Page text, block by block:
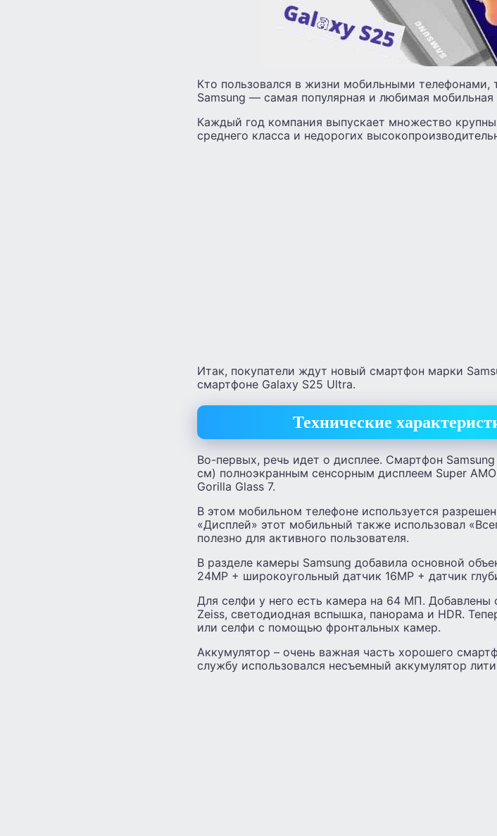
Кто пользовался в жизни мобильными телефонами,
Samsung — самая популярная и любимая
Каждый год компания выпускает множество
среднего класса и недорогих
Итак, покупатели ждут новый смартфон марки
смартфоне Galaxy S25 Ultra.
Технические
Во-первых, речь идет о дисплее. Смартфон
см) полноэкранным сенсорным дисплеем Super
Gorilla Glass 7.
В этом мобильном телефоне используется
«Дисплей» этот мобильный также использовал
полезно для активного пользователя.
В разделе камеры Samsung добавила основной
24MP + широкоугольный датчик 16MP + датчик
Для селфи у него есть камера на 64 МП.
Zeiss, светодиодная вспышка, панорама и HDR.
или селфи с помощью фронтальных камер.
Аккумулятор – очень важная часть хорошего
службу использовался несъемный аккумулятор